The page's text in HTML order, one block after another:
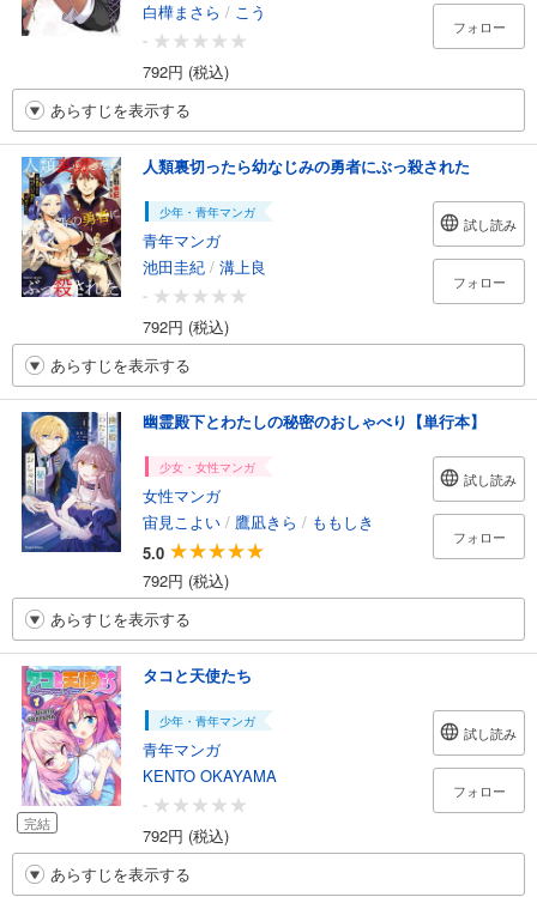
白樺まさら / こう
-
792円 (税込)
フォロー
あらすじを表示する
人類裏切ったら幼なじみの勇者にぶっ殺された
少年・青年マンガ
青年マンガ
池田圭紀 / 溝上良
-
792円 (税込)
試し読み
フォロー
あらすじを表示する
幽霊殿下とわたしの秘密のおしゃべり【単行本】
少女・女性マンガ
女性マンガ
宙見こよい / 鷹凪きら / ももしき
5.0
792円 (税込)
試し読み
フォロー
あらすじを表示する
完結
タコと天使たち
少年・青年マンガ
青年マンガ
KENTO OKAYAMA
-
792円 (税込)
試し読み
フォロー
あらすじを表示する